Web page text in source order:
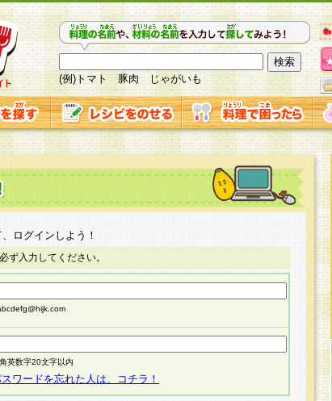
(例)トマト 豚肉 じゃがいも
ログインしよう！
ず入力してください。
英数字20文字以内
ワードを忘れた人は、コチラ！